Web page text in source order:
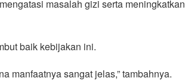
masalah gizi serta meningkatkan
baik kebijakan ini.
manfaatnya sangat jelas,” tambahnya.